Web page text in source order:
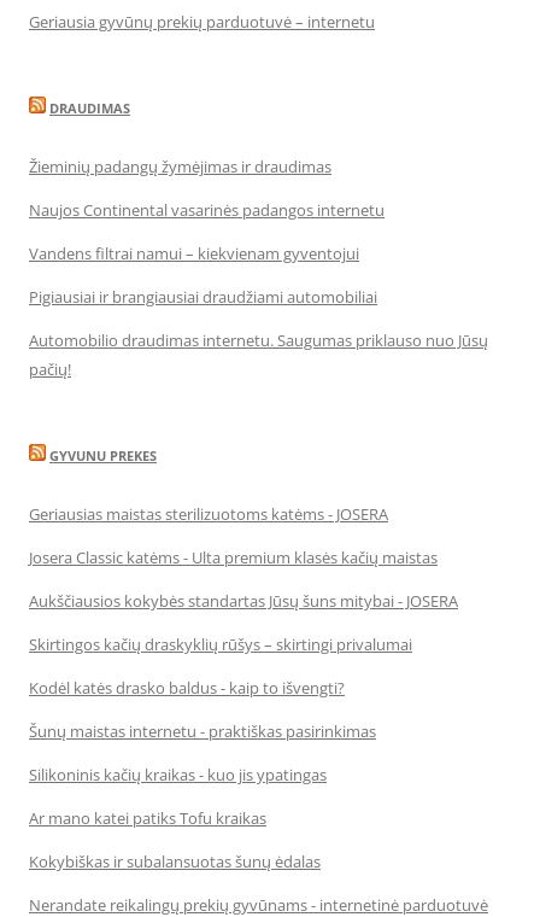
Geriausia gyvūnų prekių parduotuvė – internetu
DRAUDIMAS
Žieminių padangų žymėjimas ir draudimas
Naujos Continental vasarinės padangos internetu
Vandens filtrai namui – kiekvienam gyventojui
Pigiausiai ir brangiausiai draudžiami automobiliai
Automobilio draudimas internetu. Saugumas priklauso nuo Jūsų
pačių!
GYVUNU PREKES
Geriausias maistas sterilizuotoms katėms - JOSERA
Josera Classic katėms - Ulta premium klasės kačių maistas
Aukščiausios kokybės standartas Jūsų šuns mitybai - JOSERA
Skirtingos kačių draskyklių rūšys – skirtingi privalumai
Kodėl katės drasko baldus - kaip to išvengti?
Šunų maistas internetu - praktiškas pasirinkimas
Silikoninis kačių kraikas - kuo jis ypatingas
Ar mano katei patiks Tofu kraikas
Kokybiškas ir subalansuotas šunų ėdalas
Nerandate reikalingų prekių gyvūnams - internetinė parduotuvė